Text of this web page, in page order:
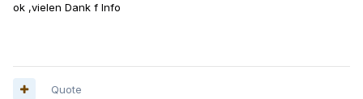
ok ,vielen Dank f Info
Quote